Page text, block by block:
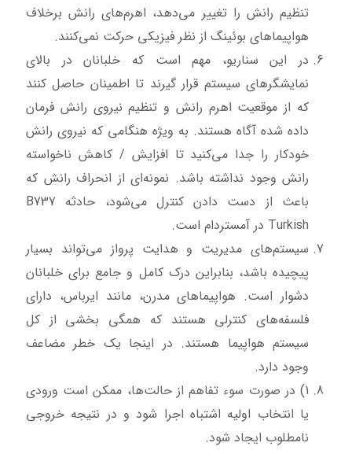
تنظیم رانش را تغییر می‌دهد، اهرم‌های رانش برخلاف
هواپیماهای بوئینگ از نظر فیزیکی حرکت نمی‌کنند.
در این سناریو، مهم است که خلبانان در بالای
نمایشگرهای سیستم قرار گیرند تا اطمینان حاصل کنند
که از موقعیت اهرم رانش و تنظیم نیروی رانش فرمان
داده شده آگاه هستند. به ویژه هنگامی که نیروی رانش
خودکار را جدا می‌کنید تا افزایش / کاهش ناخواسته
رانش وجود نداشته باشد. نمونه‌ای از انحراف رانش که
باعث از دست دادن کنترل می‌شود، حادثه B737
Turkish در آمستردام است.
سیستم‌های مدیریت و هدایت پرواز می‌تواند بسیار
پیچیده باشد، بنابراین درک کامل و جامع برای خلبانان
دشوار است. هواپیماهای مدرن، مانند ایرباس، دارای
فلسفه‌های کنترلی هستند که همگی بخشی از کل
سیستم هواپیما هستند. در اینجا یک خطر مضاعف
وجود دارد.
1) در صورت سوء تفاهم از حالت‌ها، ممکن است ورودی
یا انتخاب اولیه اشتباه اجرا شود و در نتیجه خروجی
نامطلوب ایجاد شود.